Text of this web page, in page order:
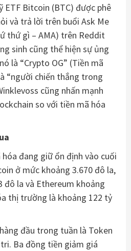
Bitcoin (BTC) được phê
và trả lời trên buổi Ask Me
thứ gì – AMA) trên Reddit
sinh cũng thể hiện sự ủng
là “Crypto OG” (Tiền mã
“người chiến thắng trong
cũng nhấn mạnh
so với tiền mã hóa
đang giữ ổn định vào cuối
ở mức khoảng 3.670 đô la,
đô la và Ethereum khoảng
thị trường là khoảng 122 tỷ
đầu trong tuần là Token
Ba đồng tiền giảm giá